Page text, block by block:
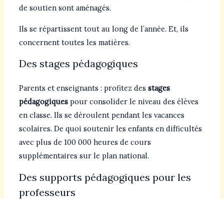
de soutien sont aménagés.
Ils se répartissent tout au long de l’année. Et, ils
concernent toutes les matières.
Des stages pédagogiques
Parents et enseignants : profitez des stages
pédagogiquespour consolider le niveau des élèves
en classe. Ils se déroulent pendant les vacances
scolaires. De quoi soutenir les enfants en difficultés
avec plus de 100 000 heures de cours
supplémentaires sur le plan national.
Des supports pédagogiques pour les
professeurs